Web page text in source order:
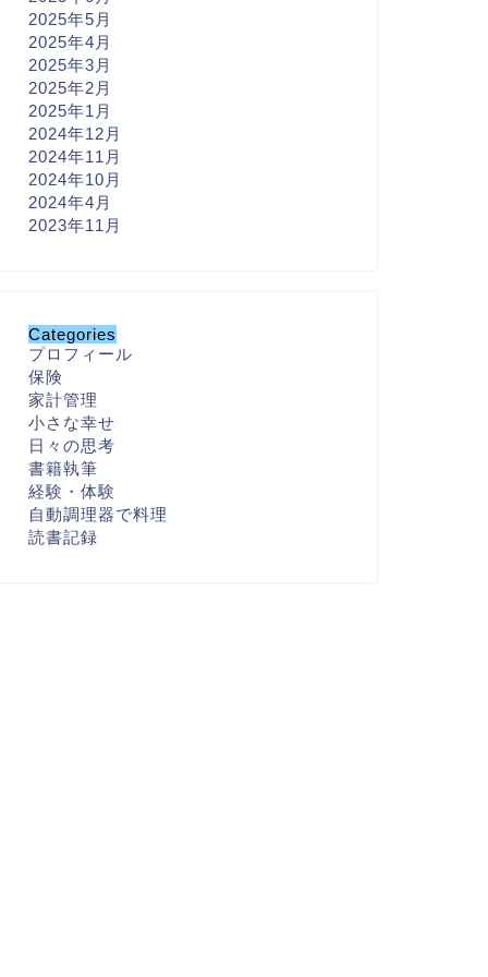
2025年5月
2025年4月
2025年3月
2025年2月
2025年1月
2024年12月
2024年11月
2024年10月
2024年4月
2023年11月
Categories
プロフィール
保険
家計管理
小さな幸せ
日々の思考
書籍執筆
経験・体験
自動調理器で料理
読書記録